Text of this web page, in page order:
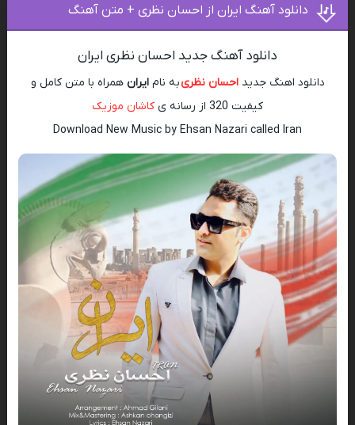
دانلود آهنگ ایران از احسان نظری + متن آهنگ
دانلود آهنگ جدید احسان نظری ایران
دانلود اهنگ جدیداحسان نظریبه نامایران همراه با متن کامل و
کیفیت 320 از رسانه ی
کاشان موزیک
Download New Music by Ehsan Nazari called Iran